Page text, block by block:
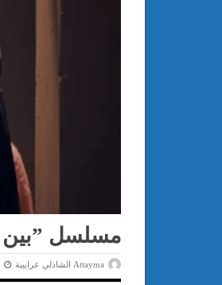
مسلسل ”بين
Attayma الشاذلي عرايبية